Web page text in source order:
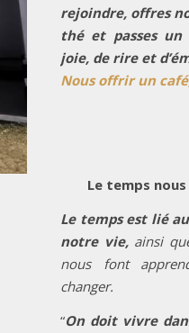
rejoindre, offres
thé et passes
joie, de rire et
Nous offrir un
Le temps
Le temps est lié
notre vie, ainsi
nous font
changer.
“On doit vivre